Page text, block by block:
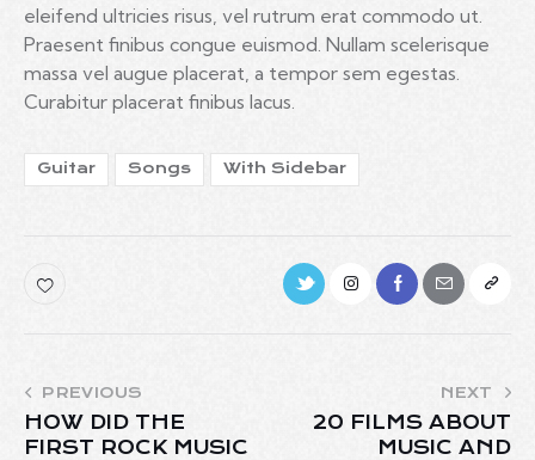
eleifend ultricies risus, vel rutrum erat commodo ut.
Praesent finibus congue euismod. Nullam scelerisque
massa vel augue placerat, a tempor sem egestas.
Curabitur placerat finibus lacus.
Guitar Songs With Sidebar
PREVIOUS
HOW DID THE
FIRST ROCK MUSIC
NEXT
20 FILMS ABOUT
MUSIC AND